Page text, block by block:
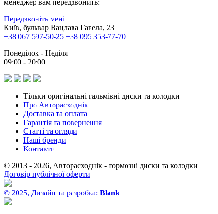
менеджер вам передзвонить:
Передзвоніть мені
Київ, бульвар Вацлава Гавела, 23
+38 067 597-50-25 +38 095 353-77-70
Понеділок - Неділя
09:00 - 20:00
Тільки оригінальні гальмівні диски та колодки
Про Авторасходнік
Доставка та оплата
Гарантія та повернення
Статті та огляди
Наші бренди
Контакти
© 2013 - 2026, Авторасходнік - тормозні диски та колодки
Договір публічної оферти
© 2025, Дизайн та разробка: Blank